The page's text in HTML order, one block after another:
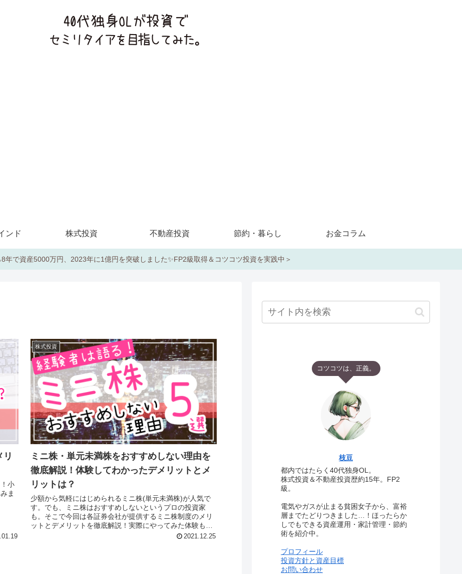
ンド 株式投資 不動産投資 節約・暮らし お金コラム
年で資産5000万円、2023年に1億円を突破しました✨FP2級取得＆コツコツ投資を実践中＞
小
ま
株式投資
ミニ株・単元未満株をおすすめしない理由を
徹底解説！体験してわかったデメリットとメ
リットは？
少額から気軽にはじめられるミニ株(単元未満株)が人気で
す。でも、ミニ株はおすすめしないというプロの投資家
も。そこで今回は各証券会社が提供するミニ株制度のメリ
ットとデメリットを徹底解説！実際にやってみた体験もシ
2021.12.25
コツコツは、正義。
枝豆
都内ではたらく40代独身OL。
株式投資＆不動産投資歴約15年。FP2
級。
電気やガスが止まる貧困女子から、富裕
層までたどりつきました…！ほったらか
しでもできる資産運用・家計管理・節約
術を紹介中。
プロフィール
投資方針と資産目標
お問い合わせ